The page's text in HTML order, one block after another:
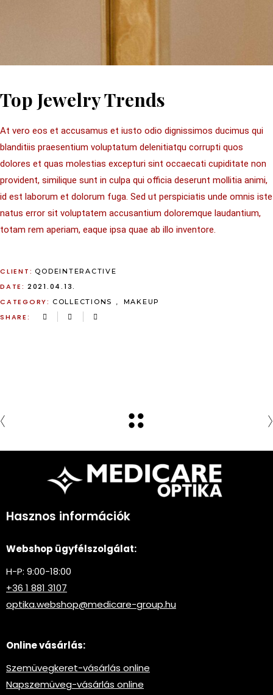
Top Jewelry Trends
At vero eos et accusamus et iusto odio dignissimos ducimus qui
blanditiis praesentium voluptatum delenitiatqu corrupti quos
dolores et quas molestias excepturi sint occaecati cupiditate non
provident, similique sunt in culpa qui officia deserunt mollitia animi,
id est laborum et dolorum fuga. Sed ut perspiciatis unde omnis iste
natus error sit voluptatem accusantium doloremque laudantium,
totam rem aperiam, eaque ipsa quae ab illo inventore.
CLIENT: QODEINTERACTIVE
DATE: 2021.04.13.
CATEGORY: COLLECTIONS MAKEUP
SHARE:
Hasznos információk
Webshop ügyfélszolgálat:
H-P: 9:00-18:00
+36 1 881 3107
optika.webshop@medicare-group.hu
Online vásárlás:
Szemüvegkeret-vásárlás online
Napszemüveg-vásárlás online